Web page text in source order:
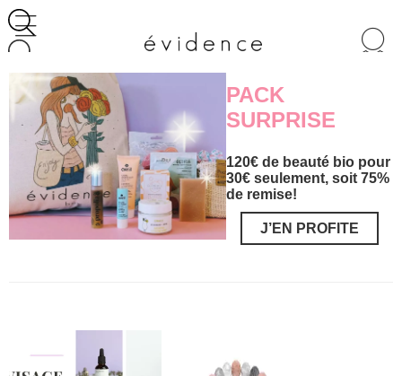
produits
PACK
SURPRISE
120€ de beauté bio pour
30€ seulement, soit 75%
de remise!
J’EN PROFITE